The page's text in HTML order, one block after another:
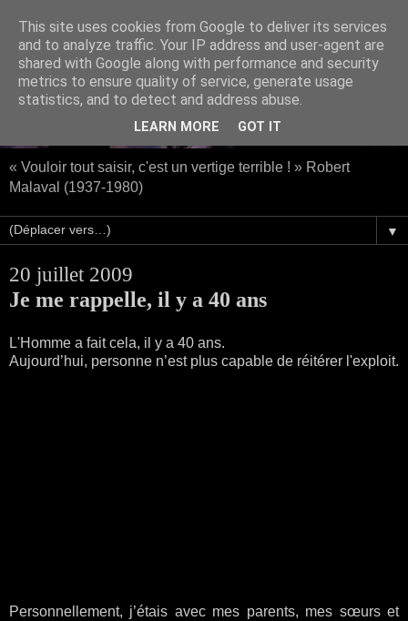
« Vouloir tout saisir, c'est un vertige terrible ! » Robert
Malaval (1937-1980)
▼
20 juillet 2009
Je me rappelle, il y a 40 ans
L'Homme a fait cela, il y a 40 ans.
Aujourd’hui, personne n’est plus capable de réitérer l'exploit.
Personnellement, j’étais avec mes parents, mes sœurs et
This site uses cookies from Google to deliver its services
and to analyze traffic. Your IP address and user-agent are
shared with Google along with performance and security
metrics to ensure quality of service, generate usage
statistics, and to detect and address abuse.
LEARN MORE GOT IT